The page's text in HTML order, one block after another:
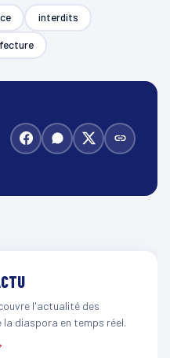
interdits
l'actualité des
la diaspora en temps réel.